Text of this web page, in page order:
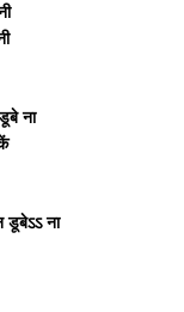
ना
डूबेऽऽ ना